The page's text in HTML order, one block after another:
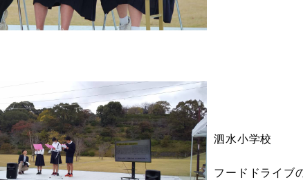
泗水小学校
フードドライブ